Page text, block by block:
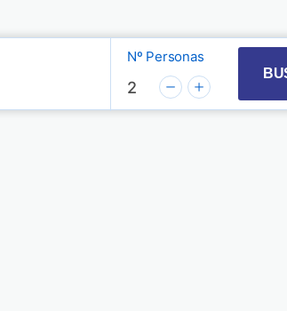
key to interact with the calendar
down arrow key to interact with
Nº Personas
2